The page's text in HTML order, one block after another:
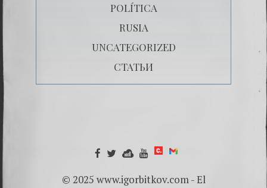
POLÍTICA
RUSIA
UNCATEGORIZED
СТАТЬИ
© 2025 www.igorbitkov.com - El